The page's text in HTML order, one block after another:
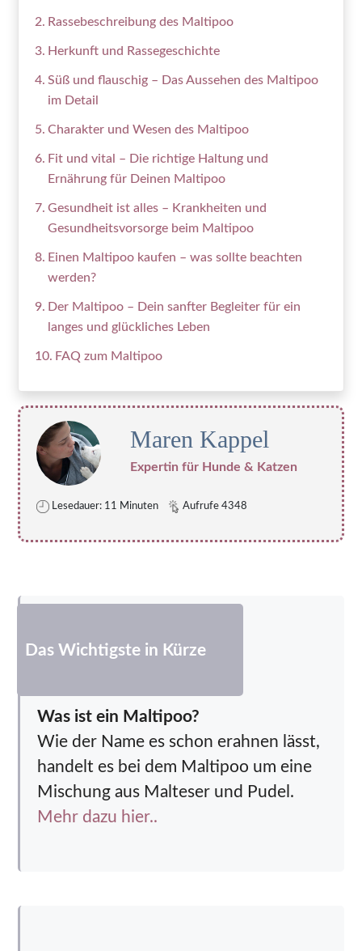
Rassebeschreibung des Maltipoo
Herkunft und Rassegeschichte
Süß und flauschig – Das Aussehen des Maltipoo
im Detail
Charakter und Wesen des Maltipoo
Fit und vital – Die richtige Haltung und
Ernährung für Deinen Maltipoo
Gesundheit ist alles – Krankheiten und
Gesundheitsvorsorge beim Maltipoo
Einen Maltipoo kaufen – was sollte beachten
werden?
Der Maltipoo – Dein sanfter Begleiter für ein
langes und glückliches Leben
FAQ zum Maltipoo
Maren Kappel
Expertin für Hunde & Katzen
Lesedauer: 11 Minuten Aufrufe 4348
Das Wichtigste in Kürze
Was ist ein Maltipoo?
Wie der Name es schon erahnen lässt,
handelt es bei dem Maltipoo um eine
Mischung aus Malteser und Pudel.
Mehr dazu hier..